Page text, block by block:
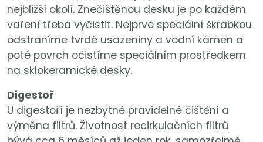
nejbližší okolí. Znečištěnou desku je po každém
vaření třeba vyčistit. Nejprve speciální škrabkou
odstraníme tvrdé usazeniny a vodní kámen a
poté povrch očistíme speciálním prostředkem
na sklokeramické desky.
Digestoř
U digestoří je nezbytné pravidelné čištění a
výměna filtrů. Životnost recirkulačních filtrů